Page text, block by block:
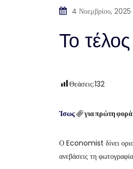
4 Νοεμβρίου, 2025
Το
Θεάσεις:132
Ίσως για πρώτη φορά
Ο Economist δίνει
ανεβάσεις τη